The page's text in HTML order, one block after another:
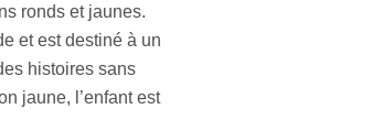
ronds et jaunes.
et est destiné à un
histoires sans
jaune, l’enfant est